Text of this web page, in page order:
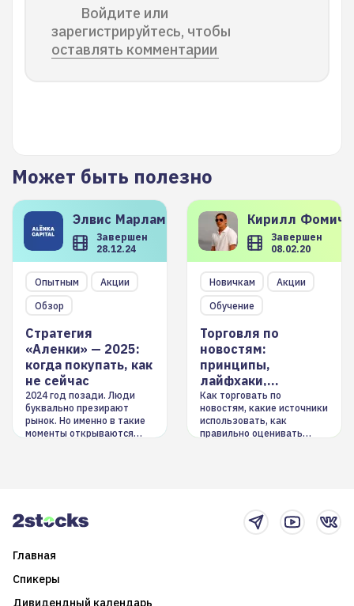
Войдите или
зарегистрируйтесь, чтобы
оставлять комментарии
Может быть полезно
Элвис Марламов
Завершен
28.12.24
Опытным
Акции
Обзор
Стратегия
«Аленки» — 2025:
когда покупать, как
не сейчас
2024 год позади. Люди
буквально презирают
рынок. Но именно в такие
моменты открываются
Кирилл
Завершен
08.02.20
Новичкам
Акции
Обучение
Торговля по
новостям:
принципы,
лайфхаки,
инструменты
Как торговать по
новостям, какие источники
использовать, как
правильно оценивать
Главная
Спикеры
Дивидендный календарь